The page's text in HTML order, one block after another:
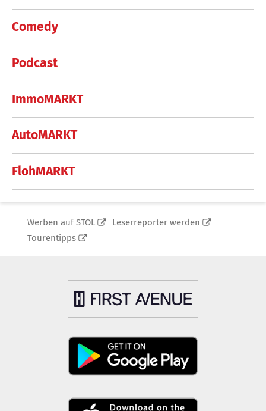
Comedy
Podcast
ImmoMARKT
AutoMARKT
FlohMARKT
Werben auf STOL
Leserreporter werden
Tourentipps